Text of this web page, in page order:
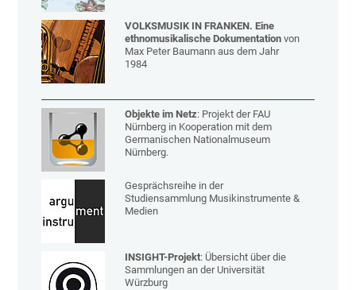
VOLKSMUSIK IN FRANKEN. Eine
ethnomusikalische Dokumentationvon
Max Peter Baumann aus dem Jahr
1984
Objekte im Netz: Projekt der FAU
Nürnberg in Kooperation mit dem
Germanischen Nationalmuseum
Nürnberg.
Gesprächsreihe in der
Studiensammlung Musikinstrumente &
Medien
INSIGHT-Projekt: Übersicht über die
Sammlungen an der Universität
Würzburg